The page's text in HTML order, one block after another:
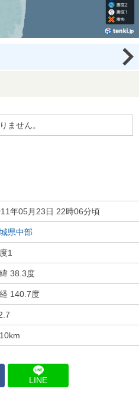
ません。
年05月23日 22時06分頃
県中部
1
38.3度
140.7度
LINE